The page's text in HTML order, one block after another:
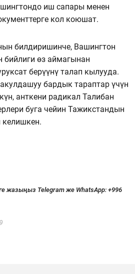
иш сапары менен
кол коюшат.
билдиришинче, Вашингтон
бийлиги өз аймагынан
берүүнү талап кылууда.
бардык тараптар үчүн
анткени радикал Талибан
буга чейин Тажикстандын
жазыңыз Telegram же WhatsApp: +996